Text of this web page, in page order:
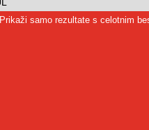
Prikaži samo rezultate s celotnim